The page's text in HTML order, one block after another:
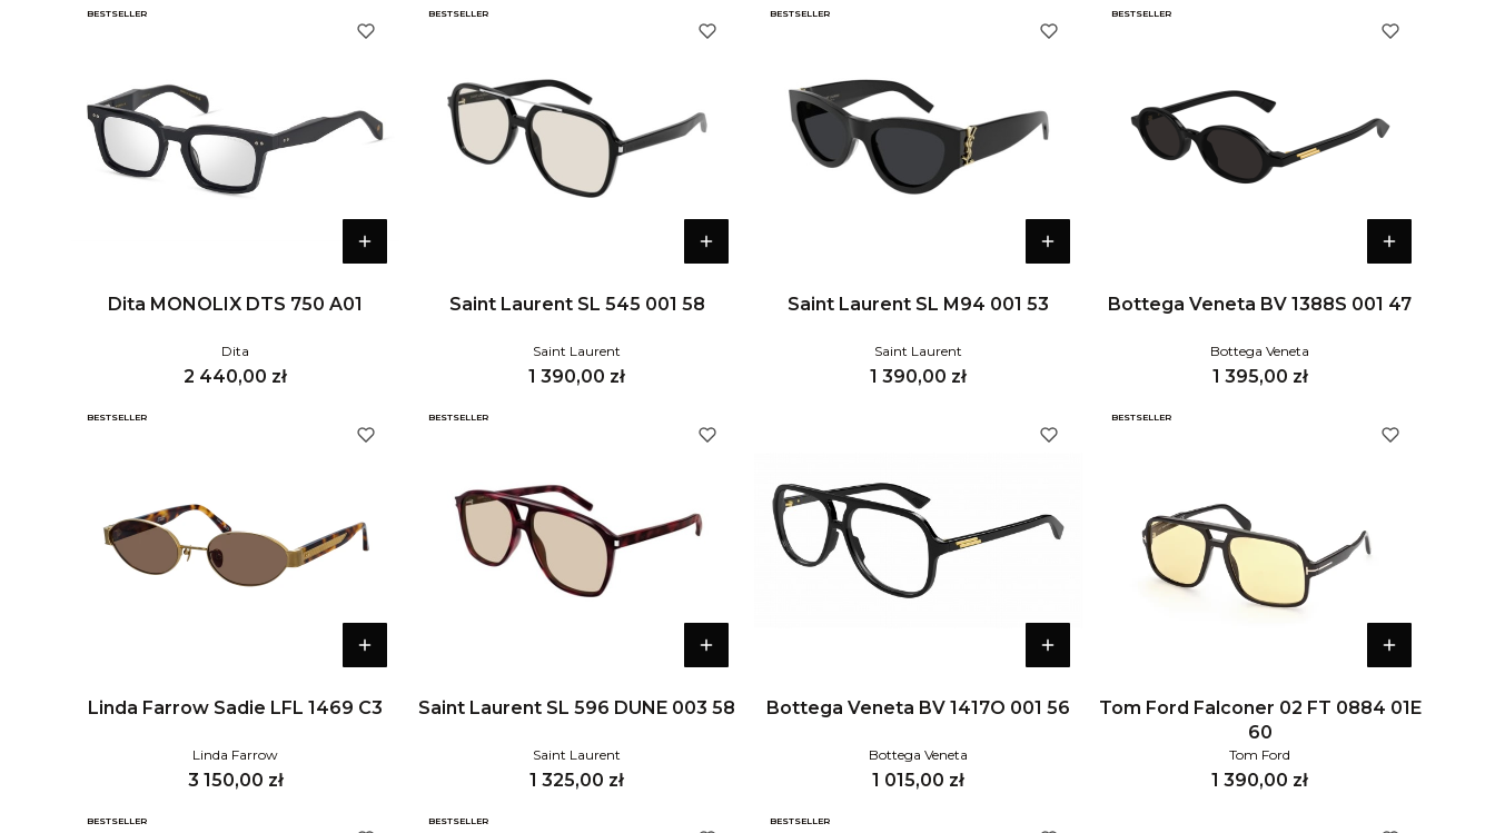
BESTSELLER
Dita MONOLIX DTS 750 A01
Dita
Cena
2 440,00 zł
BESTSELLER
Saint Laurent SL 545 001 58
Saint Laurent
Cena
1 390,00 zł
BESTSELLER
Saint Laurent SL M94 001 53
Saint Laurent
Cena
1 390,00 zł
BESTSELLER
Bottega Veneta BV 1388S 001 47
Bottega Veneta
Cena
1 395,00 zł
BESTSELLER
Linda Farrow Sadie LFL 1469 C3
Linda Farrow
Cena
3 150,00 zł
BESTSELLER
Saint Laurent SL 596 DUNE 003 58
Saint Laurent
Cena
1 325,00 zł
Bottega Veneta BV 1417O 001 56
Bottega Veneta
Cena
1 015,00 zł
BESTSELLER
Tom Ford Falconer 02 FT 0884 01E
60
Tom Ford
Cena
1 390,00 zł
BESTSELLER BESTSELLER BESTSELLER